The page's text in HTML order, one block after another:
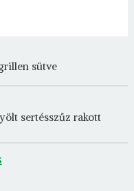
sütve
sertésszűz rakott